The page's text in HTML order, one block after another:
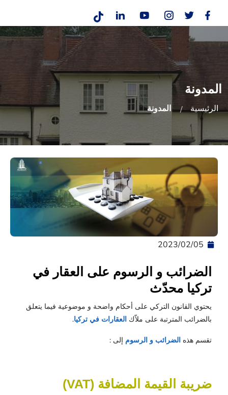
المدونة
الرئيسية المدونة
05‏/02‏/2023
الضرائب و الرسوم على العقار في
تركيا محدّث
يحتوي القانون التركي على أحكام واضحة و موضوعية فيما يتعلق
بالضرائب المترتبة على ملاّك العقارات في تركيا.
تقسم هذه الضرائب و الرسوم إلى :
ضريبة القيمة المضافة (VAT)